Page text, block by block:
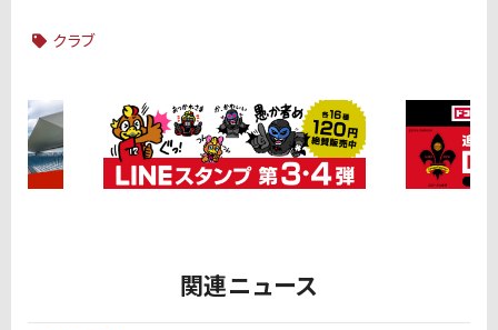
クラブ
関連ニュース